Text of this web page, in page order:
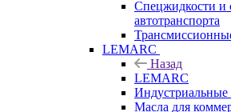
Спецжидкости и
автотранспорта
LEMARC
Назад
LEMARC
Индустриальные
Масла для